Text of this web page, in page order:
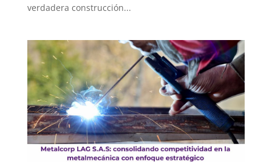
verdadera construcción...